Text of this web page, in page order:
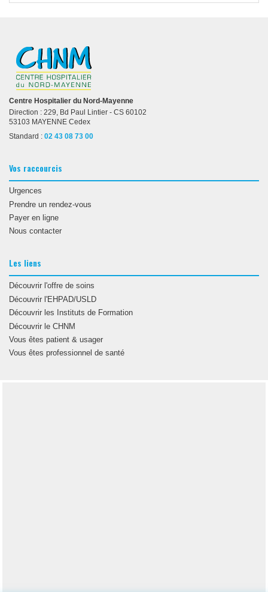
Centre Hospitalier du Nord-Mayenne
Direction : 229, Bd Paul Lintier - CS 60102
53103 MAYENNE Cedex
Standard : 02 43 08 73 00
Vos raccourcis
Urgences
Prendre un rendez-vous
Payer en ligne
Nous contacter
Les liens
Découvrir l'offre de soins
Découvrir l'EHPAD/USLD
Découvrir les Instituts de Formation
Découvrir le CHNM
Vous êtes patient & usager
Vous êtes professionnel de santé